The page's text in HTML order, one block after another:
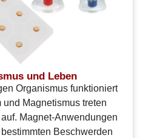
und Leben
Organismus funktioniert
und Magnetismus treten
Magnet-Anwendungen
Beschwerden